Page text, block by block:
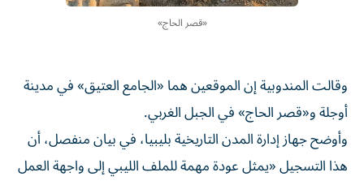
«قصر ⁠الحاج»
وقالت المندوبية إن الموقعين هما «الجامع ​العتيق» في مدينة
أوجلة و«قصر ⁠الحاج» في الجبل الغربي.
وأوضح جهاز إدارة المدن التاريخية بليبيا، في ‌بيان منفصل، أن
هذا التسجيل «يمثل ‌عودة مهمة للملف الليبي إلى واجهة العمل